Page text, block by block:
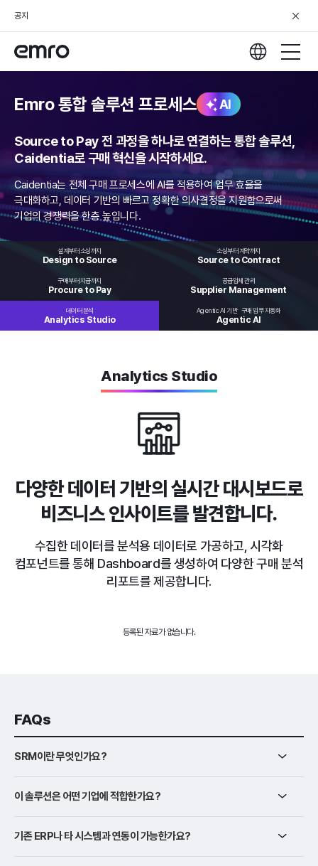
공지
Emro 통합 솔루션 프로세스 AI
Source to Pay 전 과정을 하나로 연결하는 통합 솔루션,
Caidentia로 구매 혁신을 시작하세요.
Caidentia는 전체 구매 프로세스에 AI를 적용하여 업무 효율을
극대화하고, 데이터 기반의 빠르고 정확한 의사결정을 지원함으로써
기업의 경쟁력을 한층 높입니다.
설계부터 소싱까지
Design to Source
소싱부터 계약까지
Source to Contract
구매부터 지급까지
Procure to Pay
공급업체 관리
Supplier Management
데이터 분석
Analytics Studio
Agentic AI 기반 구매 업무 자동화
Agentic AI
Analytics Studio
다양한 데이터 기반의 실시간 대시보드로
비즈니스 인사이트를 발견합니다.
수집한 데이터를 분석용 데이터로 가공하고, 시각화
컴포넌트를 통해 Dashboard를 생성하여 다양한 구매 분석
리포트를 제공합니다.
등록된 자료가 없습니다.
FAQs
SRM이란 무엇인가요?
이 솔루션은 어떤 기업에 적합한가요?
기존 ERP나 타 시스템과 연동이 가능한가요?